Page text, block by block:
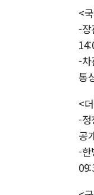
<
-장
-차
통
<
-정
공
-한